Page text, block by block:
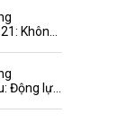
Không
Động lực